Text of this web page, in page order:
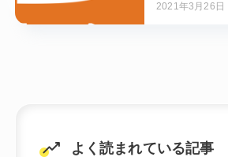
2021年3月26日
よく読まれている記事